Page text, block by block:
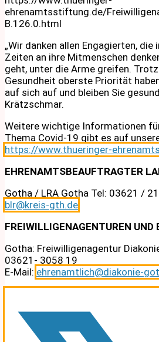
ehrenamtsstiftung.de/
B.126.0.html
„Wir danken allen Engagierten,
Zeiten an ihre Mitmenschen
geht, unter die Arme greifen.
Gesundheit oberste Priorität
auf sich auf und bleiben Sie
Krätzschmar.
Weitere wichtige Informationen
Thema Covid-19 gibt es auf
https://www.thueringer-
EHRENAMTSBEAUFTRAGTER
Gotha / LRA Gotha Tel: 03621 /
blr@kreis-gth.de
FREIWILLIGENAGENTUREN UND
Gotha: Freiwilligenagentur
03621- 3058 19
E-Mail: ehrenamtlich@diakonie-